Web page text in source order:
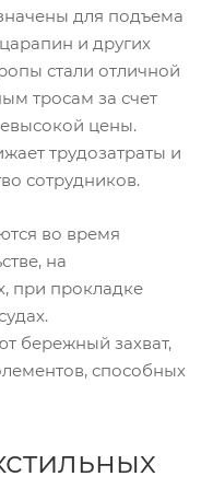
для подъема
и других
стали отличной
тросам за счет
цены.
трудозатраты и
сотрудников.
во время
на
при прокладке
бережный захват,
способных